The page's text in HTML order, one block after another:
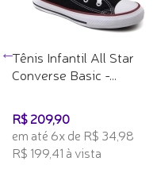
Tênis Infantil All Star
Converse Basic -...
R$ 209,90
em até 6x de R$ 34,98
R$ 199,41 à vista